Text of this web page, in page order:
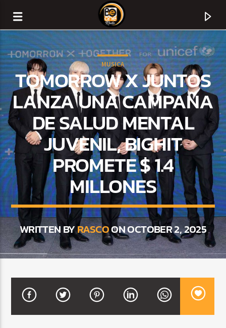
CURRENT TRACK
TITLE
ARTIST
BACHATA PARA EL CAMINO
5:00 PM 7:00 PM
MUSICA
TOMORROW X JUNTOS
LANZA UNA CAMPAÑA
DE SALUD MENTAL
JUVENIL, BIGHIT
PROMETE $ 1.4
MILLONES
WRITTEN BYRASCOON OCTOBER 2, 2025